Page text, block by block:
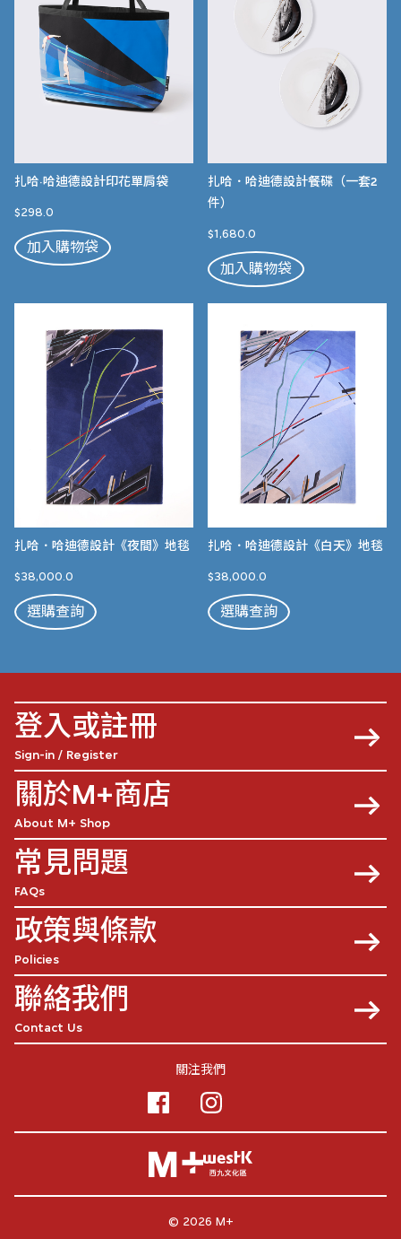
扎哈·哈迪德設計印花單肩袋
$298.0
加入購物袋
扎哈．哈迪德設計餐碟（一套2
件）
$1,680.0
加入購物袋
扎哈．哈迪德設計《夜間》地毯
$38,000.0
選購查詢
扎哈．哈迪德設計《白天》地毯
$38,000.0
選購查詢
登入或註冊
Sign-in / Register
關於M+商店
About M+ Shop
常見問題
FAQs
政策與條款
Policies
聯絡我們
Contact Us
關注我們
© 2026 M+